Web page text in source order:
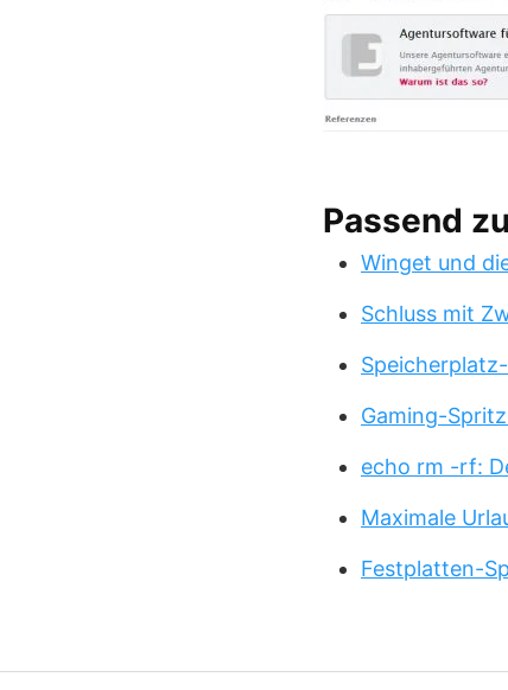
Passend
Winget und
Schluss mit
Gaming-
echo rm -rf:
Maximale
Festplatten-